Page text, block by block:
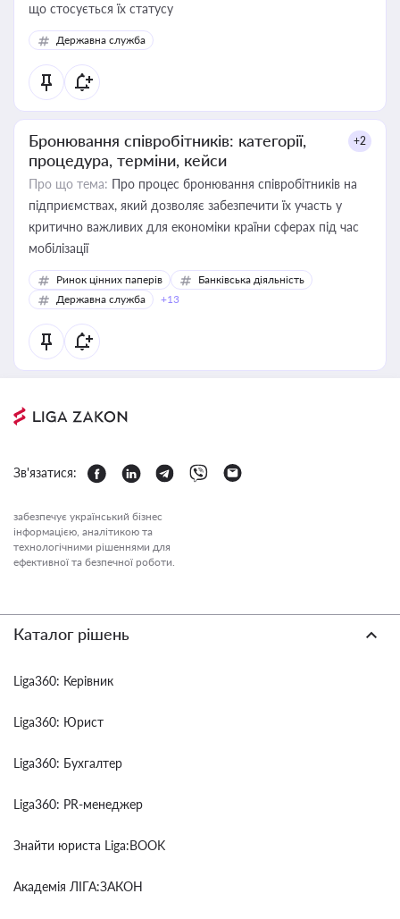
що стосується їх статусу
Державна служба
Бронювання співробітників: категорії,
процедура, терміни, кейси
+2
Про що тема: Про процес бронювання співробітників на
підприємствах, який дозволяє забезпечити їх участь у
критично важливих для економіки країни сферах під час
мобілізації
Ринок цінних паперів
Банківська діяльність
Державна служба
+13
Зв'язатися:
забезпечує український бізнес
інформацією, аналітикою та
технологічними рішеннями для
ефективної та безпечної роботи.
Каталог рішень
Liga360: Керівник
Liga360: Юрист
Liga360: Бухгалтер
Liga360: PR-менеджер
Знайти юриста Liga:BOOK
Академія ЛІГА:ЗАКОН